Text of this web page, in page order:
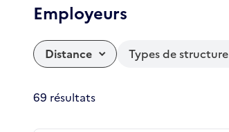
Employeurs
Distance Types de structure
69 résultats